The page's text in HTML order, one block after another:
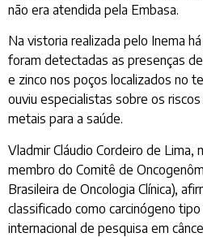
não era atendida pela Embasa.
Na vistoria realizada pelo Inema
foram detectadas as presenças
e zinco nos poços localizados no
ouviu especialistas sobre os
metais para a saúde.
Vladmir Cláudio Cordeiro de Lima,
membro do Comitê de
Brasileira de Oncologia Clínica),
classificado como carcinógeno tipo
internacional de pesquisa em